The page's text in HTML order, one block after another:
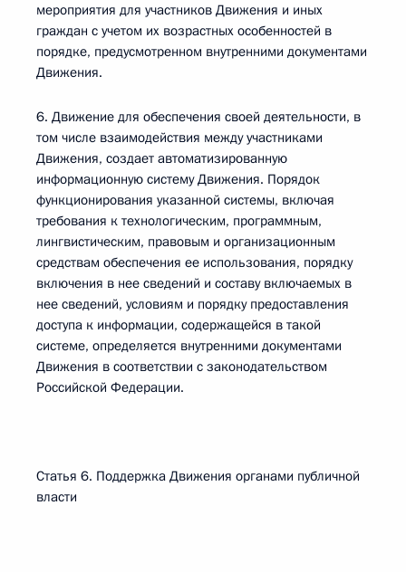
мероприятия для участников Движения и иных
граждан с учетом их возрастных особенностей в
порядке, предусмотренном внутренними документами
Движения.
6. Движение для обеспечения своей деятельности, в
том числе взаимодействия между участниками
Движения, создает автоматизированную
информационную систему Движения. Порядок
функционирования указанной системы, включая
требования к технологическим, программным,
лингвистическим, правовым и организационным
средствам обеспечения ее использования, порядку
включения в нее сведений и составу включаемых в
нее сведений, условиям и порядку предоставления
доступа к информации, содержащейся в такой
системе, определяется внутренними документами
Движения в соответствии с законодательством
Российской Федерации.
Статья 6. Поддержка Движения органами публичной
власти